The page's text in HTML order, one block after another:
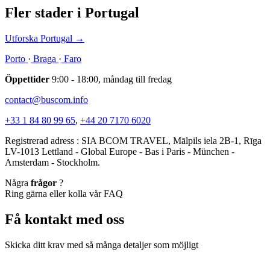
Fler stader i Portugal
Utforska Portugal →
Porto · Braga · Faro
Öppettider 9:00 - 18:00, måndag till fredag
contact@buscom.info
+33 1 84 80 99 65, +44 20 7170 6020
Registrerad adress : SIA BCOM TRAVEL, Mālpils iela 2B-1, Rīga
LV-1013 Lettland - Global Europe - Bas i Paris - München -
Amsterdam - Stockholm.
Några frågor ?
Ring gärna eller kolla vår FAQ
Få kontakt med oss
Skicka ditt krav med så många detaljer som möjligt